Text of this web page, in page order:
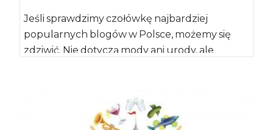
Jeśli sprawdzimy czołówkę najbardziej
popularnych blogów w Polsce, możemy się
zdziwić. Nie dotyczą mody ani urody, ale